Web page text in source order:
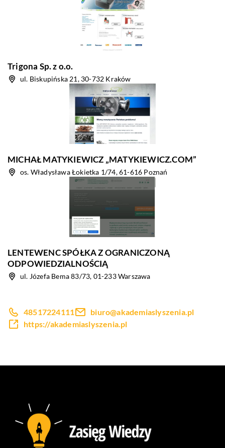
Trigona Sp. z o.o.
ul. Biskupińska 21, 30-732 Kraków
MICHAŁ MATYKIEWICZ „MATYKIEWICZ.COM”
os. Władysława Łokietka 1/74, 61-616 Poznań
LENTEWENC SPÓŁKA Z OGRANICZONĄ
ODPOWIEDZIALNOŚCIĄ
ul. Józefa Bema 83/73, 01-233 Warszawa
48517224111
biuro@akademiaslyszenia.pl
https://akademiaslyszenia.pl